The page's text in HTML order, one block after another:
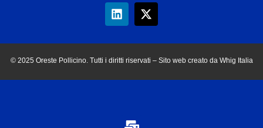
© 2025 Oreste Pollicino. Tutti i diritti riservati – Sito web creato da Whig Italia